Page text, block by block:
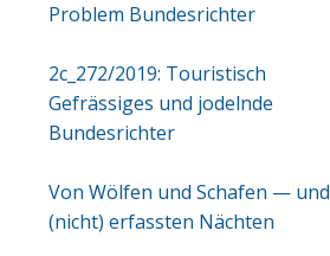
Problem Bundesrichter
2c_272/2019: Touristisch
Gefrässiges und jodelnde
Bundesrichter
Von Wölfen und Schafen — und
(nicht) erfassten Nächten